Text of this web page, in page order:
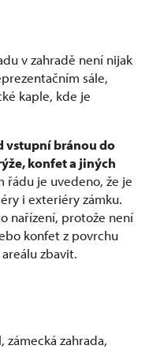
v zahradě není nijak
sále,
kaple, kde je
vstupní bránou do
konfet a jiných
řádu je uvedeno, že je
i exteriéry zámku.
nařízení, protože není
konfet z povrchu
zbavit.
zahrada,